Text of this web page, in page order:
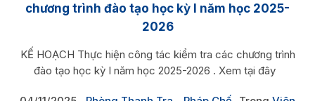
chương trình đào tạo học kỳ I năm học 2025-
2026
KẾ HOẠCH Thực hiện công tác kiểm tra các chương trình
đào tạo học kỳ I năm học 2025-2026 . Xem tại đây